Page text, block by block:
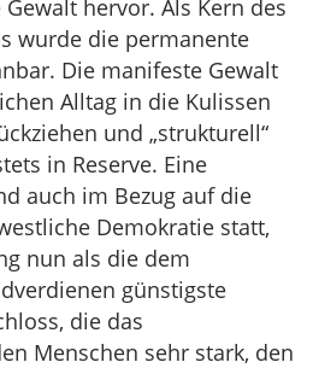
hervor. Als Kern des
wurde die permanente
Die manifeste Gewalt
Alltag in die Kulissen
und „strukturell“
in Reserve. Eine
auch im Bezug auf die
Demokratie statt,
nun als die dem
günstigste
die das
Menschen sehr stark, den